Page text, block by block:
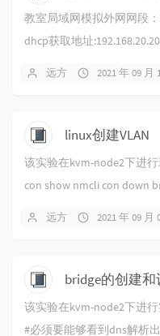
教室局域网模拟外网网段
dhcp获取地址
远方 2021 年 09 月
linux创建VLAN
该实验在kvm-node2下进
con show nmcli con down
远方 2021 年 09 月
bridge的创建和
该实验在kvm-node2下进
#必须要能够看到dns解析